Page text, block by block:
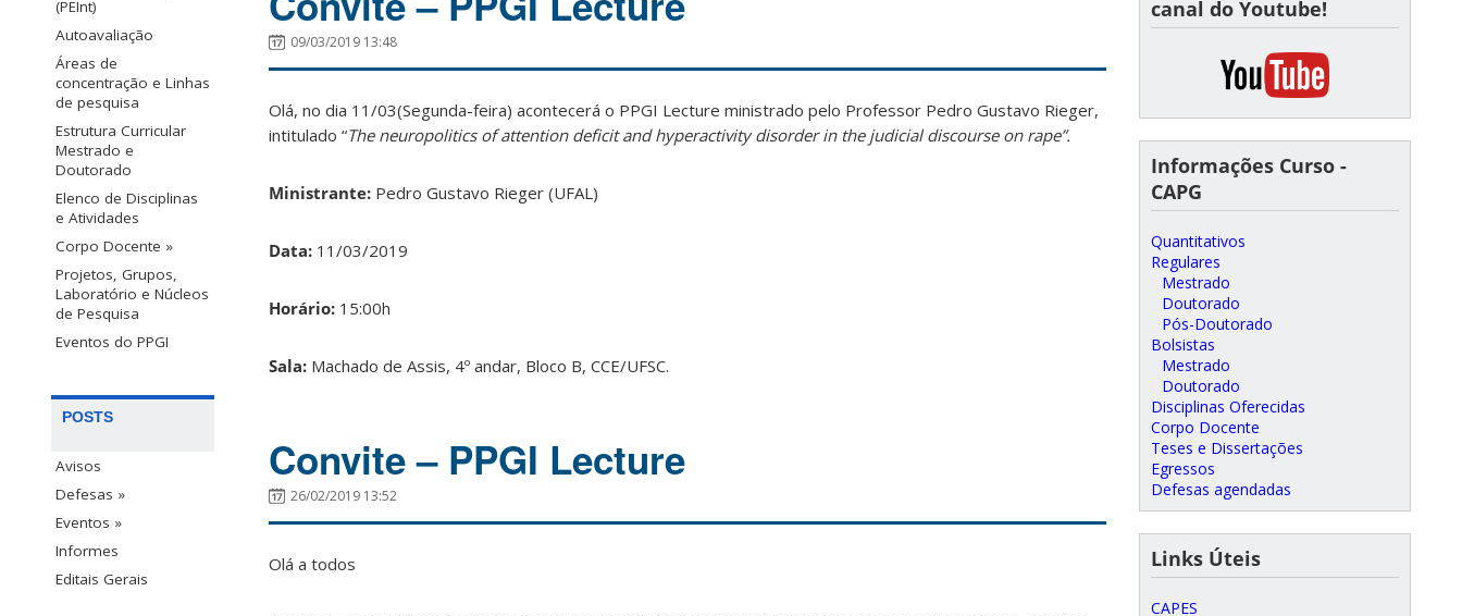
(PEInt)
Autoavaliação
Áreas de
concentração e Linhas
de pesquisa
Estrutura Curricular
Mestrado e
Doutorado
Elenco de Disciplinas
e Atividades
Corpo Docente »
Projetos, Grupos,
Laboratório e Núcleos
de Pesquisa
Eventos do PPGI
POSTS
Avisos
Defesas »
Eventos »
Informes
Editais Gerais
09/03/2019 13:48
Olá, no dia 11/03(Segunda-feira) acontecerá o PPGI Lecture ministrado pelo Professor Pedro Gustavo Rieger,
intitulado “The neuropolitics of attention deficit and hyperactivity disorder in the judicial discourse on rape”.
Ministrante: Pedro Gustavo Rieger (UFAL)
Data: 11/03/2019
Horário: 15:00h
Sala: Machado de Assis, 4º andar, Bloco B, CCE/UFSC.
Convite – PPGI Lecture
26/02/2019 13:52
Olá a todos
canal do Youtube!
Informações Curso -
CAPG
Quantitativos
Regulares
Mestrado
Doutorado
Pós-Doutorado
Bolsistas
Mestrado
Doutorado
Disciplinas Oferecidas
Corpo Docente
Teses e Dissertações
Egressos
Defesas agendadas
Links Úteis
CAPES